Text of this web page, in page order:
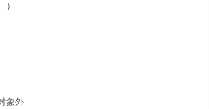
）
象外